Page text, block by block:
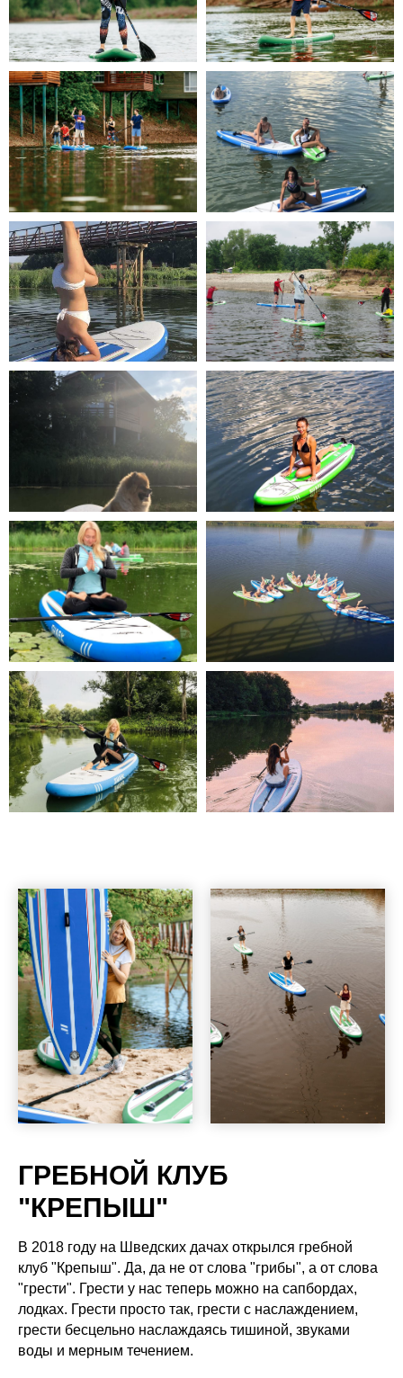
ГРЕБНОЙ КЛУБ
"КРЕПЫШ"
В 2018 году на Шведских дачах открылся гребной
клуб "Крепыш". Да, да не от слова "грибы", а от слова
"грести". Грести у нас теперь можно на сапбордах,
лодках. Грести просто так, грести с наслаждением,
грести бесцельно наслаждаясь тишиной, звуками
воды и мерным течением.